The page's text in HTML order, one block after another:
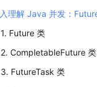
1. Future 类
2. CompletableFuture 类
3. FutureTask 类